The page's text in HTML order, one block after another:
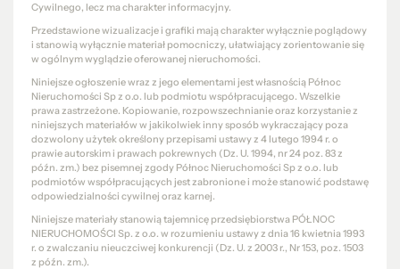
Cywilnego, lecz ma charakter informacyjny.
Przedstawione wizualizacje i grafiki mają charakter wyłącznie poglądowy
i stanowią wyłącznie materiał pomocniczy, ułatwiający zorientowanie się
w ogólnym wyglądzie oferowanej nieruchomości.
Niniejsze ogłoszenie wraz z jego elementami jest własnością Północ
Nieruchomości Sp z o.o. lub podmiotu współpracującego. Wszelkie
prawa zastrzeżone. Kopiowanie, rozpowszechnianie oraz korzystanie z
niniejszych materiałów w jakikolwiek inny sposób wykraczający poza
dozwolony użytek określony przepisami ustawy z 4 lutego 1994 r. o
prawie autorskim i prawach pokrewnych (Dz. U. 1994, nr 24 poz. 83 z
późn. zm.) bez pisemnej zgody Północ Nieruchomości Sp z o.o. lub
podmiotów współpracujących jest zabronione i może stanowić podstawę
odpowiedzialności cywilnej oraz karnej.
Niniejsze materiały stanowią tajemnicę przedsiębiorstwa PÓŁNOC
NIERUCHOMOŚCI Sp. z o.o. w rozumieniu ustawy z dnia 16 kwietnia 1993
r. o zwalczaniu nieuczciwej konkurencji (Dz. U. z 2003 r., Nr 153, poz. 1503
z późn. zm.).